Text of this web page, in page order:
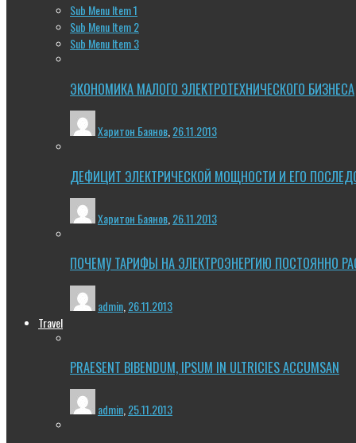
Sub Menu Item 1
Sub Menu Item 2
Sub Menu Item 3
ЭКОНОМИКА МАЛОГО ЭЛЕКТРОТЕХНИЧЕСКОГО БИЗНЕСА
Харитон Баянов 26.11.2013
ДЕФИЦИТ ЭЛЕКТРИЧЕСКОЙ МОЩНОСТИ И ЕГО
Харитон Баянов 26.11.2013
ПОЧЕМУ ТАРИФЫ НА ЭЛЕКТРОЭНЕРГИЮ ПОСТОЯННО
admin 26.11.2013
Travel
PRAESENT BIBENDUM, IPSUM IN ULTRICIES ACCUMSAN
admin,25.11.2013